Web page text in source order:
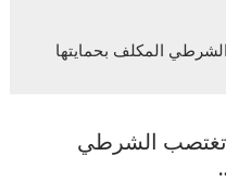
المكلف بحمايتها
تغتصب الشرطي